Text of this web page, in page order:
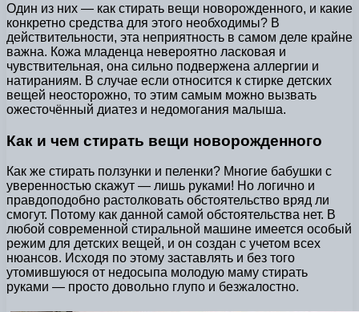
Один из них — как стирать вещи новорожденного, и какие
конкретно средства для этого необходимы? В
действительности, эта неприятность в самом деле крайне
важна. Кожа младенца невероятно ласковая и
чувствительная, она сильно подвержена аллергии и
натираниям. В случае если относится к стирке детских
вещей неосторожно, то этим самым можно вызвать
ожесточённый диатез и недомогания малыша.
Как и чем стирать вещи новорожденного
Как же стирать ползунки и пеленки? Многие бабушки с
уверенностью скажут — лишь руками! Но логично и
правдоподобно растолковать обстоятельство вряд ли
смогут. Потому как данной самой обстоятельства нет. В
любой современной стиральной машине имеется особый
режим для детских вещей, и он создан с учетом всех
нюансов. Исходя по этому заставлять и без того
утомившуюся от недосыпа молодую маму стирать
руками — просто довольно глупо и безжалостно.